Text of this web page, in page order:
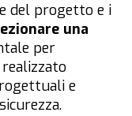
del progetto e i
una
per
e